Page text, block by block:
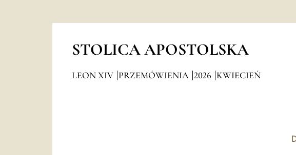
STOLICA APOSTOLSKA
LEON XIV PRZEMÓWIENIA 2026 KWIECIEŃ